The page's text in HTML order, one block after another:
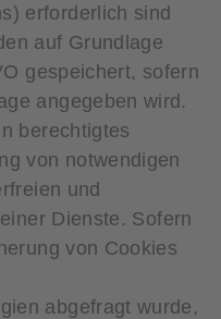
erforderlich sind
auf Grundlage
gespeichert, sofern
angegeben wird.
berechtigtes
von notwendigen
und
Dienste. Sofern
von Cookies
abgefragt wurde,